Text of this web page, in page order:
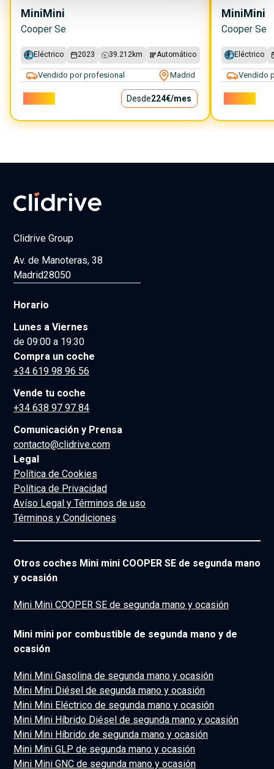
MiniMini
Cooper Se
Eléctrico 2023 39.212km Automático
Vendido por profesional Madrid
Desde224€/mes
MiniMini
Cooper Se
Eléctrico
Vendido
Clidrive Group
Av. de Manoteras, 38
Madrid28050
Horario
Lunes a Viernes
de 09:00 a 19:30
Compra un coche
+34 619 98 96 56
Vende tu coche
+34 638 97 97 84
Comunicación y Prensa
contacto@clidrive.com
Legal
Política de Cookies
Política de Privacidad
Avíso Legal y Términos de uso
Términos y Condiciones
Otros coches Mini mini COOPER SE de segunda mano
y ocasión
Mini Mini COOPER SE de segunda mano y ocasión
Mini mini por combustible de segunda mano y de
ocasión
Mini Mini Gasolina de segunda mano y ocasión
Mini Mini Diésel de segunda mano y ocasión
Mini Mini Eléctrico de segunda mano y ocasión
Mini Mini Híbrido Diésel de segunda mano y ocasión
Mini Mini Híbrido de segunda mano y ocasión
Mini Mini GLP de segunda mano y ocasión
Mini Mini GNC de segunda mano y ocasión